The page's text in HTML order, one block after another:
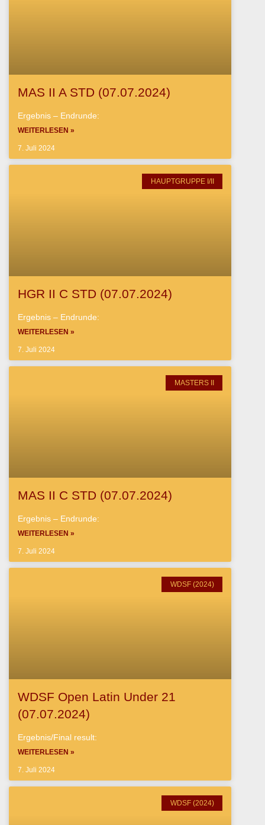
MAS II A STD (07.07.2024)
Ergebnis – Endrunde:
WEITERLESEN »
7. Juli 2024
HAUPTGRUPPE I/II
HGR II C STD (07.07.2024)
Ergebnis – Endrunde:
WEITERLESEN »
7. Juli 2024
MASTERS II
MAS II C STD (07.07.2024)
Ergebnis – Endrunde:
WEITERLESEN »
7. Juli 2024
WDSF (2024)
WDSF Open Latin Under 21
(07.07.2024)
Ergebnis/Final result:
WEITERLESEN »
7. Juli 2024
WDSF (2024)